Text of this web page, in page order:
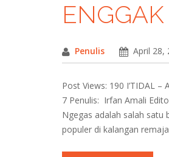
Penulis April 28,
Post Views: 190 I’TIDAL –
7 Penulis: Irfan Amali
Ngegas adalah salah satu
populer di kalangan